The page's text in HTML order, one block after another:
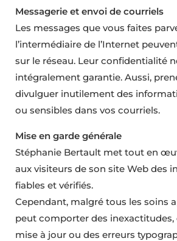
Messagerie et envoi de courriels
Les messages que vous faites
l’intermédiaire de l’Internet
sur le réseau. Leur confidentialité
intégralement garantie. Aussi,
divulguer inutilement des
ou sensibles dans vos courriels.
Mise en garde générale
Stéphanie Bertault met tout en
aux visiteurs de son site Web des
fiables et vérifiés.
Cependant, malgré tous les soins
peut comporter des inexactitudes,
mise à jour ou des erreurs